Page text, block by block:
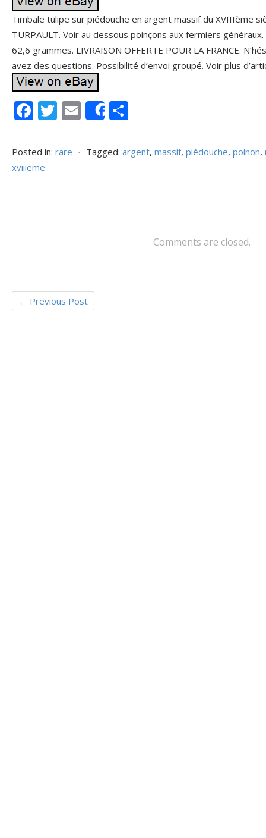
Timbale tulipe sur piédouche en argent massif du XVIIIème
TURPAULT. Voir au dessous poinçons aux fermiers
62,6 grammes. LIVRAISON OFFERTE POUR LA FRANCE.
avez des questions. Possibilité d’envoi groupé. Voir plus
F
e
b
T
itt
E
ai
Share
ta
Posted in: rare ⋅ Tagged: argent, massif, piédouche, poinon,
xviiieme
Comments are closed.
← Previous Post